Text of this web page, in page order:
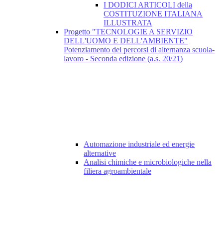
I DODICI ARTICOLI della
COSTITUZIONE ITALIANA
ILLUSTRATA
Progetto "TECNOLOGIE A SERVIZIO
DELL'UOMO E DELL'AMBIENTE"
Potenziamento dei percorsi di alternanza scuola-
lavoro - Seconda edizione (a.s. 20/21)
Automazione industriale ed energie
alternative
Analisi chimiche e microbiologiche nella
filiera agroambientale